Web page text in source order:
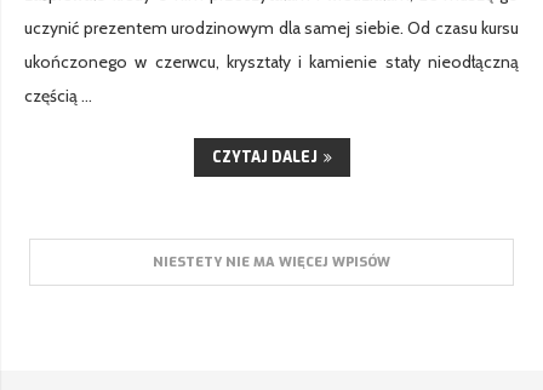
uczynić prezentem urodzinowym dla samej siebie. Od czasu kursu
ukończonego w czerwcu, kryształy i kamienie stały nieodłączną
częścią …
CZYTAJ DALEJ